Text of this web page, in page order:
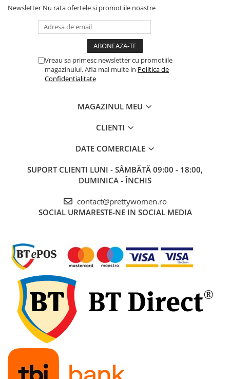
Newsletter Nu rata ofertele si promotiile noastre
Vreau sa primesc newsletter cu promotiile
magazinului. Afla mai multe in Politica de
Confidentialitate
MAGAZINUL MEU
CLIENTI
DATE COMERCIALE
SUPORT CLIENTI LUNI - SÂMBĂTĂ 09:00 - 18:00,
DUMINICA - ÎNCHIS
contact@prettywomen.ro
SOCIAL URMARESTE-NE IN SOCIAL MEDIA